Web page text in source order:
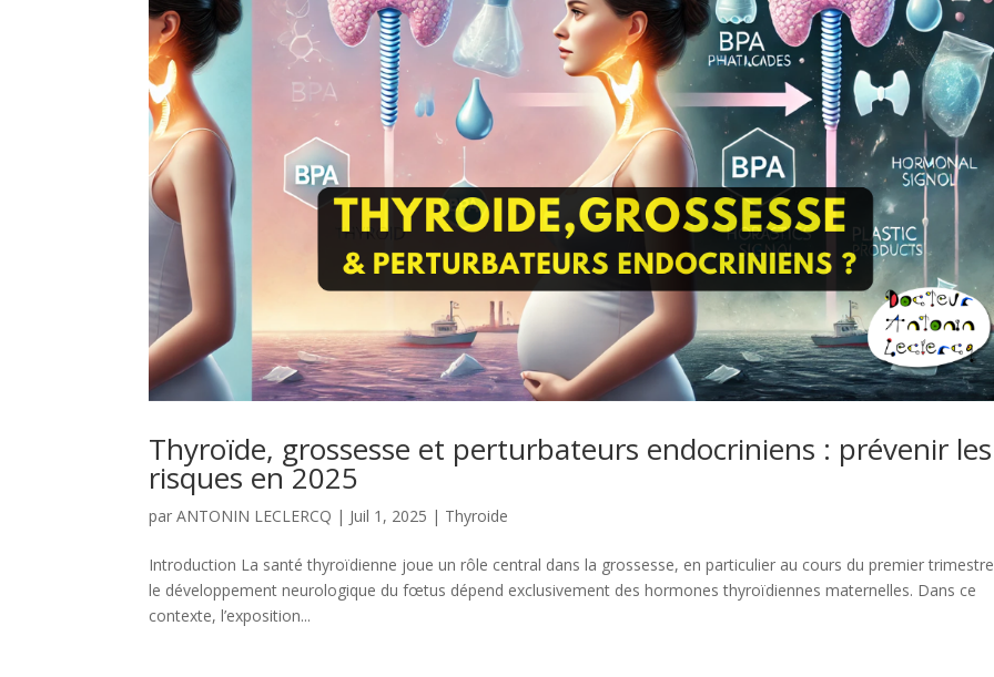
Thyroïde, grossesse et perturbateurs endocriniens : prévenir les
risques en 2025
parANTONIN LECLERCQ | Juil 1, 2025 | Thyroide
Introduction La santé thyroïdienne joue un rôle central dans la grossesse, en particulier au cours du premier
le développement neurologique du fœtus dépend exclusivement des hormones thyroïdiennes maternelles. Dans ce
contexte, l’exposition...